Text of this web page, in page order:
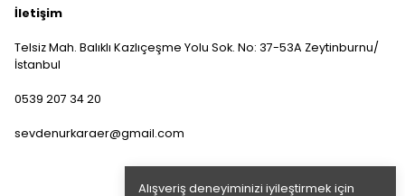
Alışveriş deneyiminizi iyileştirmek için
İletişim
Telsiz Mah. Balıklı Kazlıçeşme Yolu Sok. No: 37-53A Zeytinburnu/
İstanbul
0539 207 34 20
sevdenurkaraer@gmail.com